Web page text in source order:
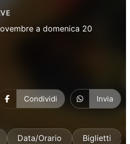
a domenica 20
Condividi Invia
Data/Orario Biglietti